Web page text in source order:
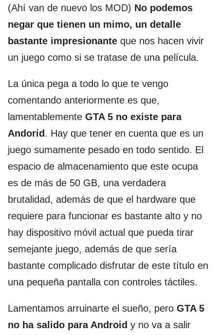
(Ahí van de nuevo los MOD) No podemos
negar que tienen un mimo, un detalle
bastante impresionante que nos hacen vivir
un juego como si se tratase de una película.
La única pega a todo lo que te vengo
comentando anteriormente es que,
lamentablemente GTA 5 no existe para
Andorid . Hay que tener en cuenta que es un
juego sumamente pesado en todo sentido. El
espacio de almacenamiento que este ocupa
es de más de 50 GB, una verdadera
brutalidad, además de que el hardware que
requiere para funcionar es bastante alto y no
hay dispositivo móvil actual que pueda tirar
semejante juego, además de que sería
bastante complicado disfrutar de este título en
una pequeña pantalla con controles táctiles.
Lamentamos arruinarte el sueño, pero GTA 5
no ha salido para Android y no va a salir